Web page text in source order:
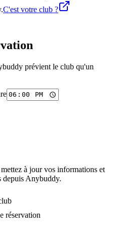
C'est votre club ?
prévient le club qu'un
à jour vos informations et
depuis Anybuddy.
réservation